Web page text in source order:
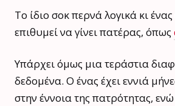
Το ίδιο σοκ περνά λογικά κι
επιθυμεί να γίνει πατέρας, όπως
Υπάρχει όμως μια τεράστια
δεδομένα. Ο ένας έχει εννιά
στην έννοια της πατρότητας, ενώ